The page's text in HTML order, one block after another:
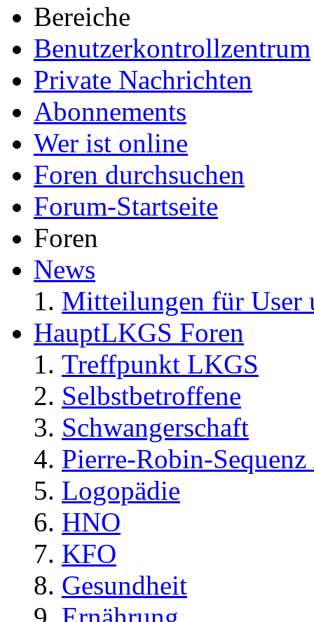
Bereiche
Benutzerkontrollzentrum
Private Nachrichten
Abonnements
Wer ist online
Foren durchsuchen
Forum-Startseite
Foren
News
Mitteilungen für User
HauptLKGS Foren
Treffpunkt LKGS
Selbstbetroffene
Schwangerschaft
Pierre-Robin-
Logopädie
HNO
KFO
Gesundheit